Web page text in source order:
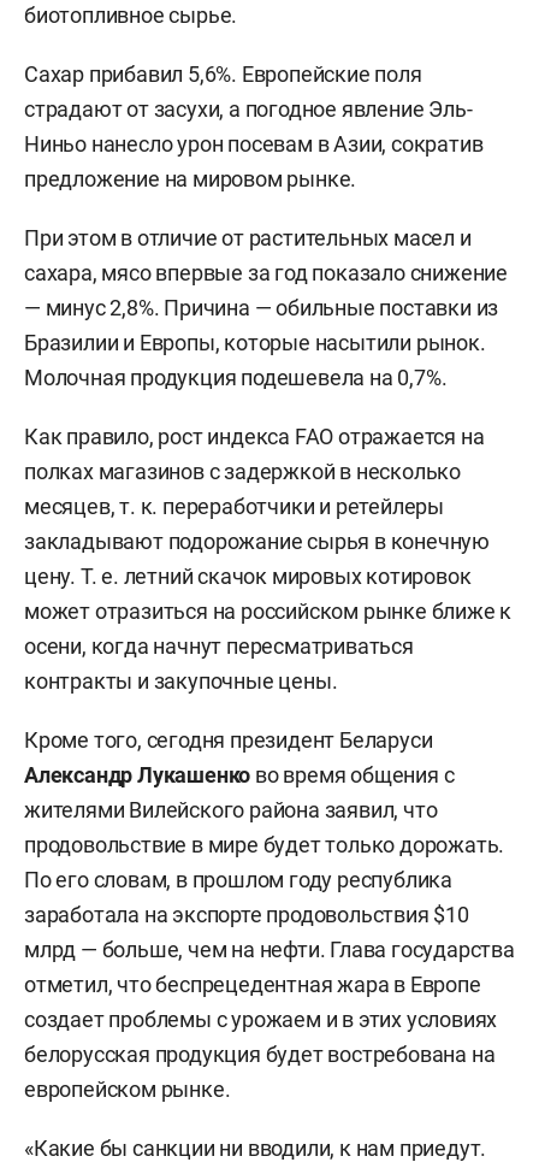
биотопливное сырье.
Сахар прибавил 5,6%. Европейские поля
страдают от засухи, а погодное явление Эль-
Ниньо нанесло урон посевам в Азии, сократив
предложение на мировом рынке.
При этом в отличие от растительных масел и
сахара, мясо впервые за год показало снижение
— минус 2,8%. Причина — обильные поставки из
Бразилии и Европы, которые насытили рынок.
Молочная продукция подешевела на 0,7%.
Как правило, рост индекса FAO отражается на
полках магазинов с задержкой в несколько
месяцев, т. к. переработчики и ретейлеры
закладывают подорожание сырья в конечную
цену. Т. е. летний скачок мировых котировок
может отразиться на российском рынке ближе к
осени, когда начнут пересматриваться
контракты и закупочные цены.
Кроме того, сегодня президент Беларуси
Александр Лукашенко во время общения с
жителями Вилейского района заявил, что
продовольствие в мире будет только дорожать.
По его словам, в прошлом году республика
заработала на экспорте продовольствия $10
млрд — больше, чем на нефти. Глава государства
отметил, что беспрецедентная жара в Европе
создает проблемы с урожаем и в этих условиях
белорусская продукция будет востребована на
европейском рынке.
«Какие бы санкции ни вводили, к нам приедут.